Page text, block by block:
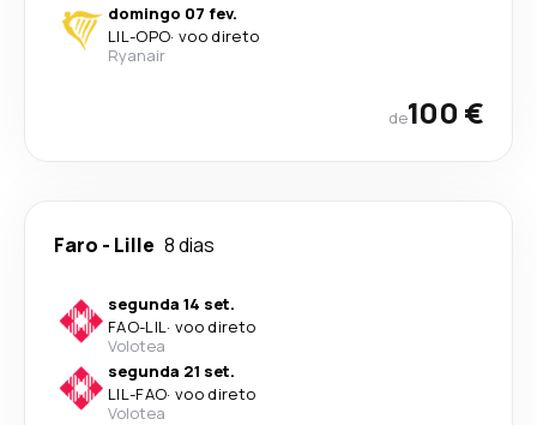
domingo 07 fev.
LIL-OPO· voo direto
Ryanair
de100 €
Faro - Lille 8 dias
segunda 14 set.
FAO-LIL· voo direto
Volotea
segunda 21 set.
LIL-FAO· voo direto
Volotea